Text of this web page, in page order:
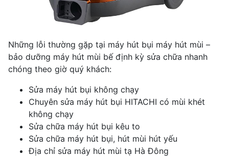
Những lỗi thường gặp tại máy hút bụi máy hút mùi –
bảo dưỡng máy hút mùi bế định kỳ sửa chữa nhanh
chóng theo giờ quý khách:
Sửa máy hút bụi không chạy
Chuyên sửa máy hút bụi HITACHI có mùi khét
không chạy
Sửa chữa máy hút bụi kêu to
Sửa chữa máy hút bụi, hút mùi hút yếu
Địa chỉ sửa máy hút mùi tạ Hà Đông